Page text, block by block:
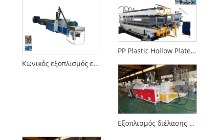
Κωνικός εξοπλισμός εξοπλισμού δίδυμης βιδών
PP Plastic Hollow Plate Extrusion Equipment
Εξοπλισμός διέλασης γραμμής πλαστικής πέτρας PVC